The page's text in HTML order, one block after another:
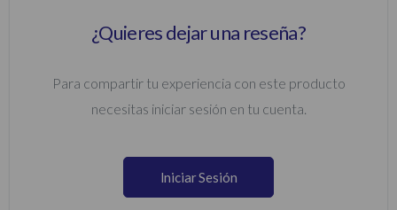
¿Quieres dejar una reseña?
Para compartir tu experiencia con este producto
necesitas iniciar sesión en tu cuenta.
Iniciar Sesión